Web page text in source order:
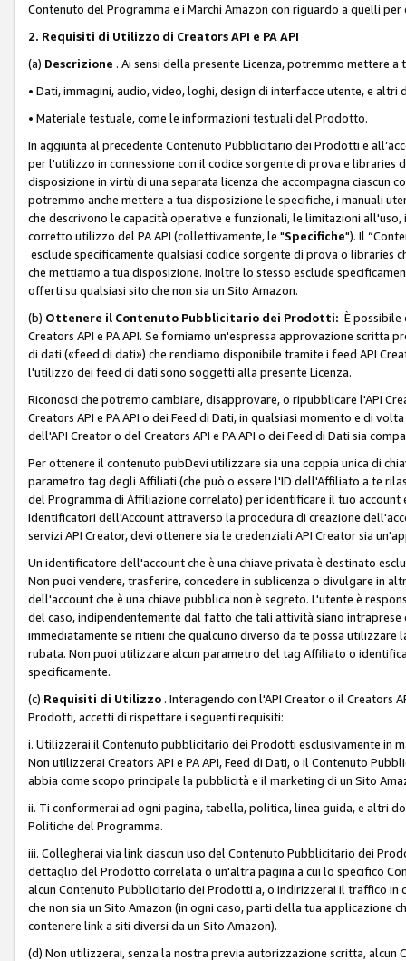
Contenuto del Programma e i Marchi Amazon con riguardo a quelli
2. Requisiti di Utilizzo di Creators API e PA API
(a) Descrizione . Ai sensi della presente Licenza, potremmo mettere
• Dati, immagini, audio, video, loghi, design di interfacce utente, e altri
• Materiale testuale, come le informazioni testuali del Prodotto.
In aggiunta al precedente Contenuto Pubblicitario dei Prodotti e
per l'utilizzo in connessione con il codice sorgente di prova e libraries
disposizione in virtù di una separata licenza che accompagna ciascun
potremmo anche mettere a tua disposizione le specifiche, i manuali
che descrivono le capacità operative e funzionali, le limitazioni
corretto utilizzo del PA API (collettivamente, le "Specifiche"). Il
esclude specificamente qualsiasi codice sorgente di prova o libraries
che mettiamo a tua disposizione. Inoltre lo stesso esclude
offerti su qualsiasi sito che non sia un Sito Amazon.
(b) Ottenere il Contenuto Pubblicitario dei Prodotti: È
Creators API e PA API. Se forniamo un'espressa approvazione
di dati («feed di dati») che rendiamo disponibile tramite i feed API
l'utilizzo dei feed di dati sono soggetti alla presente Licenza.
Riconosci che potremo cambiare, disapprovare, o ripubblicare l'API
Creators API e PA API o dei Feed di Dati, in qualsiasi momento e di
dell'API Creator o del Creators API e PA API o dei Feed di Dati sia
Per ottenere il contenuto pubDevi utilizzare sia una coppia unica di
parametro tag degli Affiliati (che può o essere l'ID dell'Affiliato a te
del Programma di Affiliazione correlato) per identificare il tuo account
Identificatori dell'Account attraverso la procedura di creazione
servizi API Creator, devi ottenere sia le credenziali API Creator sia
Un identificatore dell'account che è una chiave privata è destinato
Non puoi vendere, trasferire, concedere in sublicenza o divulgare in
dell'account che è una chiave pubblica non è segreto. L'utente è
del caso, indipendentemente dal fatto che tali attività siano
immediatamente se ritieni che qualcuno diverso da te possa
rubata. Non puoi utilizzare alcun parametro del tag Affiliato o
specificamente.
(c) Requisiti di Utilizzo . Interagendo con l'API Creator o il Creators
Prodotti, accetti di rispettare i seguenti requisiti:
i. Utilizzerai il Contenuto pubblicitario dei Prodotti esclusivamente in
Non utilizzerai Creators API e PA API, Feed di Dati, o il Contenuto
abbia come scopo principale la pubblicità e il marketing di un Sito
ii. Ti conformerai ad ogni pagina, tabella, politica, linea guida, e altri
Politiche del Programma.
iii. Collegherai via link ciascun uso del Contenuto Pubblicitario dei
dettaglio del Prodotto correlata o un'altra pagina a cui lo specifico
alcun Contenuto Pubblicitario dei Prodotti a, o indirizzerai il traffico in
che non sia un Sito Amazon (in ogni caso, parti della tua
contenere link a siti diversi da un Sito Amazon).
(d) Non utilizzerai, senza la nostra previa autorizzazione scritta,